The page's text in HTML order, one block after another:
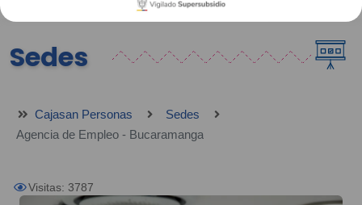
Sedes
Cajasan Personas
Sedes
Agencia de Empleo - Bucaramanga
Visitas: 3787